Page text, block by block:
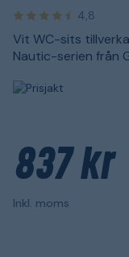
4,8
Vit WC-sits
Nautic-serien från
837 kr
Inkl. moms